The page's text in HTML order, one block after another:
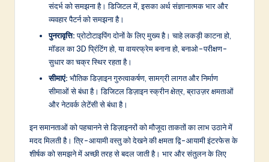
o
संदर्भ को समझना है। डिजिटल में, इसका अर्थ संज्ञानात्मक भार और
व्यवहार पैटर्न को समझना है।
पुनरावृत्ति:प्रोटोटाइपिंग दोनों के लिए मुख्य है। चाहे लकड़ी काटना हो,
मॉडल का 3D प्रिंटिंग हो, या वायरफ्रेम बनाना हो, बनाओ-परीक्षण-
सुधार का चक्र स्थिर रहता है।
सीमाएं: भौतिक डिज़ाइन गुरुत्वाकर्षण, सामग्री लागत और निर्माण
सीमाओं से बंधा है। डिजिटल डिज़ाइन स्क्रीन क्षेत्र, ब्राउज़र क्षमताओं
और नेटवर्क लेटेंसी से बंधा है।
इन समानताओं को पहचानने से डिज़ाइनरों को मौजूदा ताकतों का लाभ उठाने में
मदद मिलती है। त्रि-आयामी वस्तु को देखने की क्षमता द्वि-आयामी इंटरफेस के
शीर्षक को समझने में अच्छी तरह से बदल जाती है। भार और संतुलन के लिए